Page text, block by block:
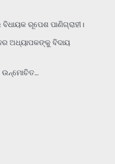
ରୂପେଶ ପାଣିଗ୍ରାହୀ।
ଅଧ୍ୟାପକଙ୍କୁ ବିଦାୟ
ଉନ୍ମୋଚିତ…